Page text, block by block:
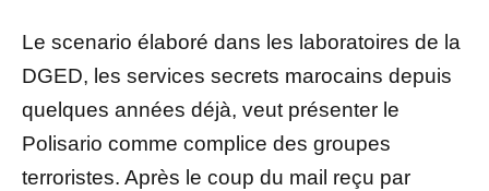
Le scenario élaboré dans les laboratoires de la
DGED, les services secrets marocains depuis
quelques années déjà, veut présenter le
Polisario comme complice des groupes
terroristes. Après le coup du mail reçu par